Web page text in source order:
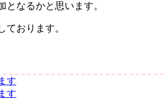
となるかと思います。
ております。
す
す